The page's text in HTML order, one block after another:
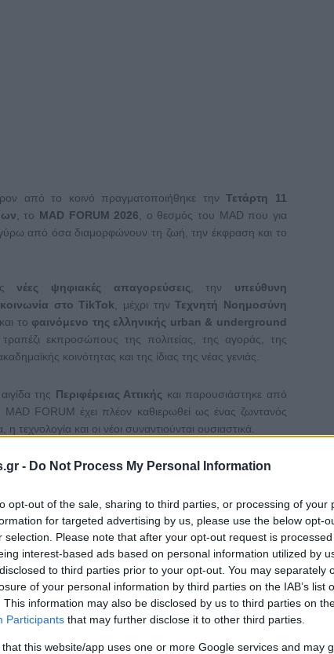
- Do Not Process My Personal Information
opt-out of the sale, sharing to third parties, or processing of your
for targeted advertising by us, please use the below opt-
selection. Please note that after your opt-out request is
interest-based ads based on personal information utilized by
to third parties prior to your opt-out. You may separately
of your personal information by third parties on the IAB’s list
This information may also be disclosed by us to third parties on
Participants that may further disclose it to other third parties.
that this website/app uses one or more Google services and may
από το κοινό πραγματοποιήθηκε τηνΤετάρτη 11
, το MAD FORUM 2026 , ο θεσμός του MAD που για
από όσα διαμορφώνουν τη ζωή, την έκφραση και το
νέες ψηφιακές απαγορεύσεις , την υπεύθυνη
στοTikTok , μέχρι τηνΤεχνητή Νοημοσύνη
και το φαινόμενο της ελληνικής urban & underground
εκπροσώπους της πολιτείας, της αγοράς, της
κοινότητας και της ίδιας της νέας γενιάς.
της Περιφέρειας Αττικής και παρουσιάστηκε από
MAD FORUM έχει πλέον καθιερωθεί ως ένας ζωντανός
και οι νέοι συναντιούνται ουσιαστικά.
Αττικής, Νίκος Χαρδαλιάς, ο οποίος υπογράμμισε ότι
περισσότερα εργαλεία από ποτέ, αλλά ταυτόχρονα την
από ποτέ», τονίζοντας παράλληλα πως «Το μέλλον δεν
σε ανοιχτούς χώρους διαλόγου, όπως αυτός εδώ».
της ημέρας, σημειώνοντας πωςη συζήτηση δεν
η προστασία και πού αρχίζει η επιτήρηση, αλλά
ως αντικείμενο συζήτησης, αλλά ως οι πραγματικοί
Προστασία ή Επιτήρηση στην Ψηφιακή
Χριστίνα Βίδου , αναδείχθηκε η πολυπλοκότητα της